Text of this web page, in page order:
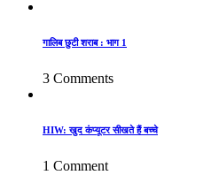
गालिब छुटी शराब : भाग 1
3 Comments
HIW: खुद कंप्यूटर सीखते हैं बच्चे
1 Comment